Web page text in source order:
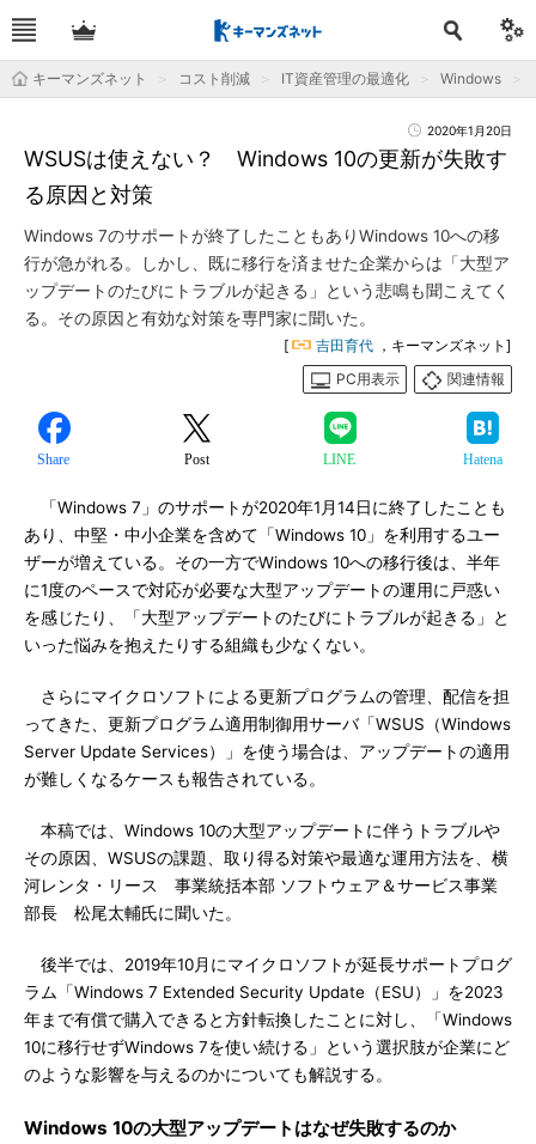
キーマンズネット コスト削減 IT資産管理の最適化 Windows
2020年1月20日
WSUSは使えない？ Windows 10の更新が失敗す
る原因と対策
Windows 7のサポートが終了したこともありWindows 10への移
行が急がれる。しかし、既に移行を済ませた企業からは「大型ア
ップデートのたびにトラブルが起きる」という悲鳴も聞こえてく
る。その原因と有効な対策を専門家に聞いた。
[ 吉田育代 ，キーマンズネット]
PC用表示
関連情報
Share Post LINE Hatena
「Windows 7」のサポートが2020年1月14日に終了したことも
あり、中堅・中小企業を含めて「Windows 10」を利用するユー
ザーが増えている。その一方でWindows 10への移行後は、半年
に1度のペースで対応が必要な大型アップデートの運用に戸惑い
を感じたり、「大型アップデートのたびにトラブルが起きる」と
いった悩みを抱えたりする組織も少なくない。
さらにマイクロソフトによる更新プログラムの管理、配信を担
ってきた、更新プログラム適用制御用サーバ「WSUS（Windows
Server Update Services）」を使う場合は、アップデートの適用
が難しくなるケースも報告されている。
本稿では、Windows 10の大型アップデートに伴うトラブルや
その原因、WSUSの課題、取り得る対策や最適な運用方法を、横
河レンタ・リース 事業統括本部 ソフトウェア＆サービス事業
部長 松尾太輔氏に聞いた。
後半では、2019年10月にマイクロソフトが延長サポートプログ
ラム「Windows 7 Extended Security Update（ESU）」を2023
年まで有償で購入できると方針転換したことに対し、「Windows
10に移行せずWindows 7を使い続ける」という選択肢が企業にど
のような影響を与えるのかについても解説する。
Windows 10の大型アップデートはなぜ失敗するのか